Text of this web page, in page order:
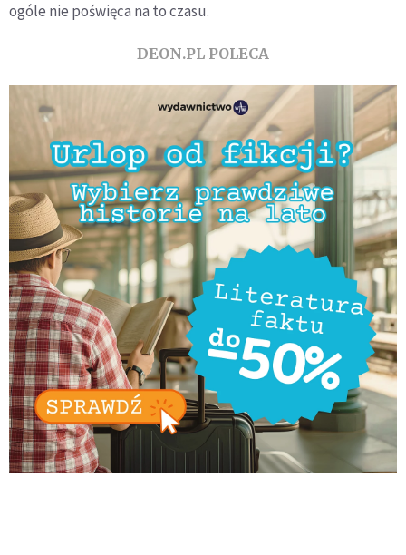
ogóle nie poświęca na to czasu.
DEON.PL POLECA